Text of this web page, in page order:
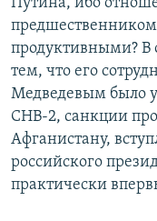
Путина, ибо
предшественником
продуктивными? В
тем, что его
Медведевым было
СНВ-2, санкции
Афганистану,
российского
практически